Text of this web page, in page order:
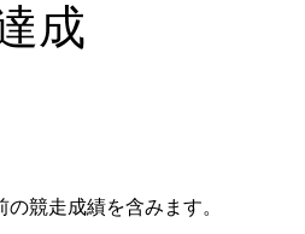
成
競走成績を含みます。